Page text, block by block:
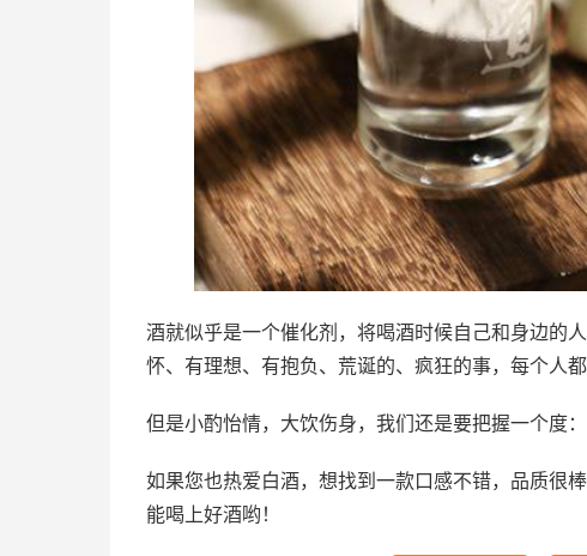
酒就似乎是一个催化剂，将喝酒时候自己和身边的
怀、有理想、有抱负、荒诞的、疯狂的事，每个人都
但是小酌怡情，大饮伤身，我们还是要把握一个度：
如果您也热爱白酒，想找到一款口感不错，品质很
能喝上好酒哟！